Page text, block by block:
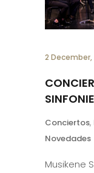
2 December,
Conciertos,
Novedades
Musikene